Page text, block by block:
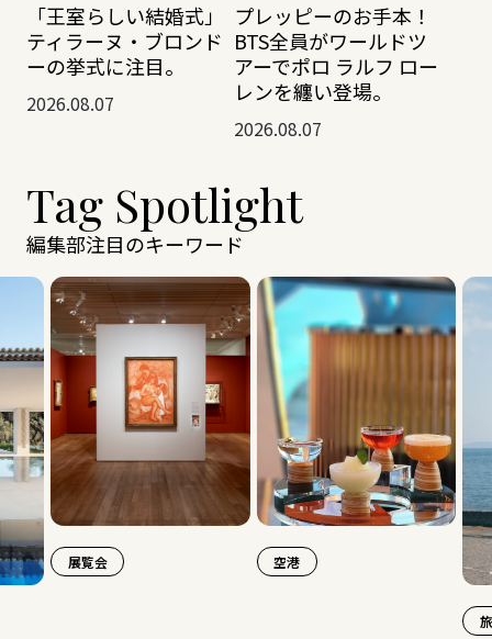
「王室らしい結婚式」
ティラーヌ・ブロンド
ーの挙式に注目。
2026.08.07
プレッピーのお手本！
BTS全員がワールドツ
アーでポロ ラルフ ロー
レンを纏い登場。
2026.08.07
Tag Spotlight
編集部注目のキーワード
展覧会 空港
旅行